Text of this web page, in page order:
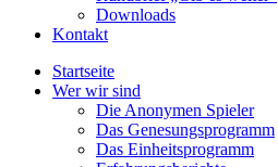
Downloads
Kontakt
Startseite
Wer wir sind
Die Anonymen Spieler
Das Genesungsprogramm
Das Einheitsprogramm